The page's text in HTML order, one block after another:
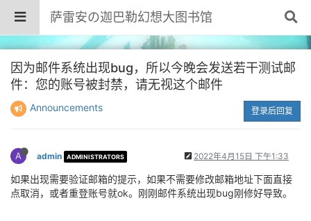
萨雷安の迦巴勒幻想大图书馆
因为邮件系统出现bug，所以今晚会发送若干测试邮
件：您的账号被封禁，请无视这个邮件
Announcements 登录后回复
A admin ADMINISTRATORS 2022年4月15日 下午1:33
如果出现需要验证邮箱的提示，如果不需要修改邮箱地址下面直接
点取消，或者重登账号就ok。刚刚邮件系统出现bug刚修好导致。